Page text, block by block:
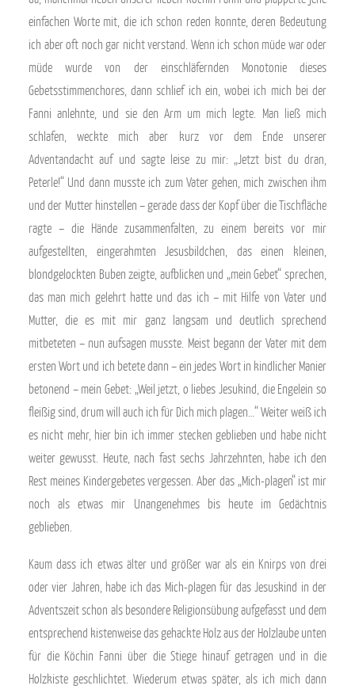
einfachen Worte mit, die ich schon reden konnte, deren Bedeutung
ich aber oft noch gar nicht verstand. Wenn ich schon müde war oder
müde wurde von der einschläfernden Monotonie dieses
Gebetsstimmenchores, dann schlief ich ein, wobei ich mich bei der
Fanni anlehnte, und sie den Arm um mich legte. Man ließ mich
schlafen, weckte mich aber kurz vor dem Ende unserer
Adventandacht auf und sagte leise zu mir: „Jetzt bist du dran,
Peterle!“ Und dann musste ich zum Vater gehen, mich zwischen ihm
und der Mutter hinstellen – gerade dass der Kopf über die Tischfläche
ragte – die Hände zusammenfalten, zu einem bereits vor mir
aufgestellten, eingerahmten Jesusbildchen, das einen kleinen,
blondgelockten Buben zeigte, aufblicken und „mein Gebet“ sprechen,
das man mich gelehrt hatte und das ich – mit Hilfe von Vater und
Mutter, die es mit mir ganz langsam und deutlich sprechend
mitbeteten – nun aufsagen musste. Meist begann der Vater mit dem
ersten Wort und ich betete dann – ein jedes Wort in kindlicher Manier
betonend – mein Gebet: „Weil jetzt, o liebes Jesukind, die Engelein so
fleißig sind, drum will auch ich für Dich mich plagen…“ Weiter weiß ich
es nicht mehr, hier bin ich immer stecken geblieben und habe nicht
weiter gewusst. Heute, nach fast sechs Jahrzehnten, habe ich den
Rest meines Kindergebetes vergessen. Aber das „Mich-plagen“ ist mir
noch als etwas mir Unangenehmes bis heute im Gedächtnis
geblieben.
Kaum dass ich etwas älter und größer war als ein Knirps von drei
oder vier Jahren, habe ich das Mich-plagen für das Jesuskind in der
Adventszeit schon als besondere Religionsübung aufgefasst und dem
entsprechend kistenweise das gehackte Holz aus der Holzlaube unten
für die Köchin Fanni über die Stiege hinauf getragen und in die
Holzkiste geschlichtet. Wiederum etwas später, als ich mich dann